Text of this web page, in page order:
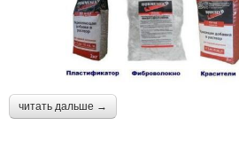
читать дальше →